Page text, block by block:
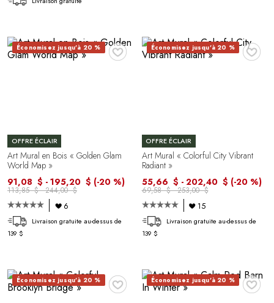
♥
Économisez jusqu'à 20 %
OFFRE ÉCLAIR
Art Mural en Bois « Golden Glam
World Map »
91,08 $ - 195,20 $ (-20 %)
113,85 $ - 244,00 $
6
Livraison gratuite au-dessus de
139 $
♥
Économisez jusqu'à 20 %
OFFRE ÉCLAIR
Art Mural « Colorful City Vibrant
Radiant »
55,66 $ - 202,40 $ (-20 %)
69,58 $ - 253,00 $
15
Livraison gratuite au-dessus de
139 $
♥
Économisez jusqu'à 20 % ♥
Économisez jusqu'à 20 %